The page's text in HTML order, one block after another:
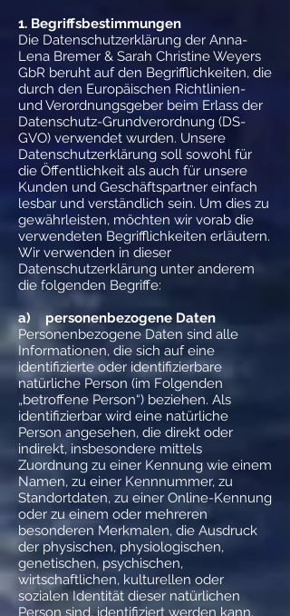
1. Begriffsbestimmungen
Die Datenschutzerklärung der Anna-
Lena Bremer & Sarah Christine Weyers
GbR beruht auf den Begrifflichkeiten, die
durch den Europäischen Richtlinien-
und Verordnungsgeber beim Erlass der
Datenschutz-Grundverordnung (DS-
GVO) verwendet wurden. Unsere
Datenschutzerklärung soll sowohl für
die Öffentlichkeit als auch für unsere
Kunden und Geschäftspartner einfach
lesbar und verständlich sein. Um dies zu
gewährleisten, möchten wir vorab die
verwendeten Begrifflichkeiten erläutern.
Wir verwenden in dieser
Datenschutzerklärung unter anderem
die folgenden Begriffe:
a) personenbezogene Daten
Personenbezogene Daten sind alle
Informationen, die sich auf eine
identifizierte oder identifizierbare
natürliche Person (im Folgenden
„betroffene Person“) beziehen. Als
identifizierbar wird eine natürliche
Person angesehen, die direkt oder
indirekt, insbesondere mittels
Zuordnung zu einer Kennung wie einem
Namen, zu einer Kennnummer, zu
Standortdaten, zu einer Online-Kennung
oder zu einem oder mehreren
besonderen Merkmalen, die Ausdruck
der physischen, physiologischen,
genetischen, psychischen,
wirtschaftlichen, kulturellen oder
sozialen Identität dieser natürlichen
Person sind, identifiziert werden kann.